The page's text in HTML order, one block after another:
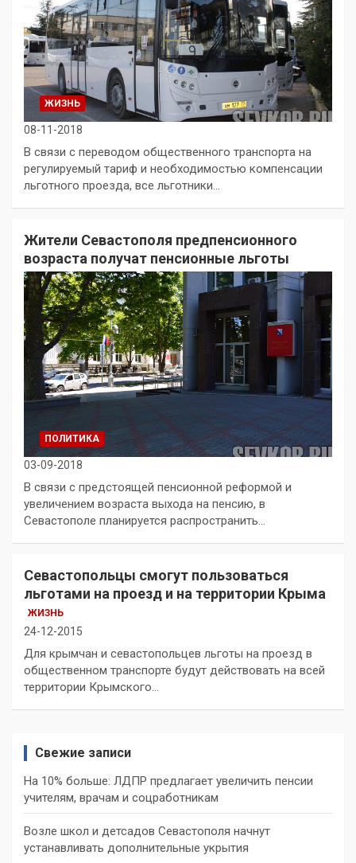
ЖИЗНЬ
08-11-2018
В связи с переводом общественного транспорта на
регулируемый тариф и необходимостью компенсации
льготного проезда, все льготники…
Жители Севастополя предпенсионного
возраста получат пенсионные льготы
ПОЛИТИКА
03-09-2018
В связи с предстоящей пенсионной реформой и
увеличением возраста выхода на пенсию, в
Севастополе планируется распространить…
Севастопольцы смогут пользоваться
льготами на проезд и на территории Крыма
ЖИЗНЬ
24-12-2015
Для крымчан и севастопольцев льготы на проезд в
общественном транспорте будут действовать на всей
территории Крымского…
Свежие записи
На 10% больше: ЛДПР предлагает увеличить пенсии
учителям, врачам и соцработникам
Возле школ и детсадов Севастополя начнут
устанавливать дополнительные укрытия